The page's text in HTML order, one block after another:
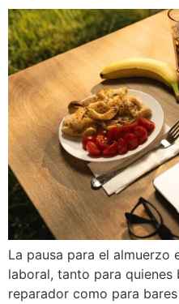
La pausa para el almuerzo
laboral, tanto para quienes
reparador como para